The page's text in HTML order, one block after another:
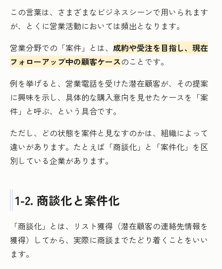
この言葉は、さまざまなビジネスシーンで用いられます
が、とくに営業活動においては頻出となります。
営業分野での「案件」とは、 成約や受注を目指し、現在
フォローアップ中の顧客ケースのことです。
例を挙げると、営業電話を受けた潜在顧客が、その提案
に興味を示し、具体的な購入意向を見せたケースを「案
件」と呼ぶ、という具合です。
ただし、どの状態を案件と見なすのかは、組織によって
違いがあります。たとえば「商談化」と「案件化」を区
別している企業があります。
1-2. 商談化と案件化
「商談化」とは、リスト獲得（潜在顧客の連絡先情報を
獲得）してから、実際に商談までたどり着くことをいい
ます。